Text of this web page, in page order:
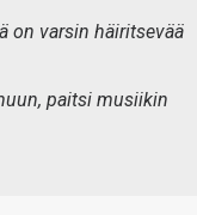
on varsin häiritsevää
paitsi musiikin